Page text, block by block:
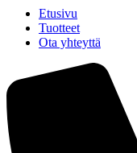
Etusivu
Tuotteet
Ota yhteyttä